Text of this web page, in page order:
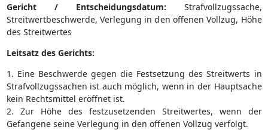
Gericht / Entscheidungsdatum: Strafvollzugssache,
Streitwertbeschwerde, Verlegung in den offenen Vollzug, Höhe
des Streitwertes
Leitsatz des Gerichts:
1. Eine Beschwerde gegen die Festsetzung des Streitwerts in
Strafvollzugssachen ist auch möglich, wenn in der Hauptsache
kein Rechtsmittel eröffnet ist.
2. Zur Höhe des festzusetzenden Streitwertes, wenn der
Gefangene seine Verlegung in den offenen Vollzug verfolgt.